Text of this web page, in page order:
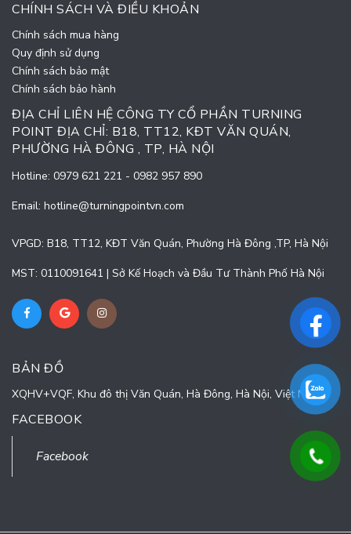
CHÍNH SÁCH VÀ ĐIỀU KHOẢN
Chính sách mua hàng
Quy định sử dụng
Chính sách bảo mật
Chính sách bảo hành
ĐỊA CHỈ LIÊN HỆ CÔNG TY CỔ PHẦN TURNING
POINT ĐỊA CHỈ: B18, TT12, KĐT VĂN QUÁN,
PHƯỜNG HÀ ĐÔNG , TP, HÀ NỘI
Hotline: 0979 621 221 - 0982 957 890
Email: hotline@turningpointvn.com
VPGD: B18, TT12, KĐT Văn Quán, Phường Hà Đông ,TP, Hà Nội
MST: 0110091641 | Sở Kế Hoạch và Đầu Tư Thành Phố Hà Nội
BẢN ĐỒ
XQHV+VQF, Khu đô thị Văn Quán, Hà Đông, Hà Nội, Việt Nam
FACEBOOK
Facebook